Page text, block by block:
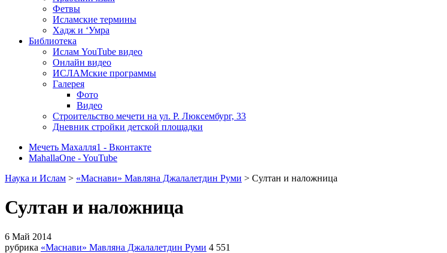
Фетвы
Исламские термины
Хадж и ‘Умра
Библиотека
Ислам YouTube видео
Онлайн видео
ИСЛАМские программы
Галерея
Фото
Видео
Строительство мечети на ул. Р. Люксембург, 33
Дневник стройки детской площадки
Мечеть Махалля1 - Вконтакте
MahallaOne - YouTube
Наука и Ислам > «Маснави» Мавляна Джалалетдин Руми > Султан и наложница
Султан и наложница
6 Май 2014
рубрика «Маснави» Мавляна Джалалетдин Руми 4 551